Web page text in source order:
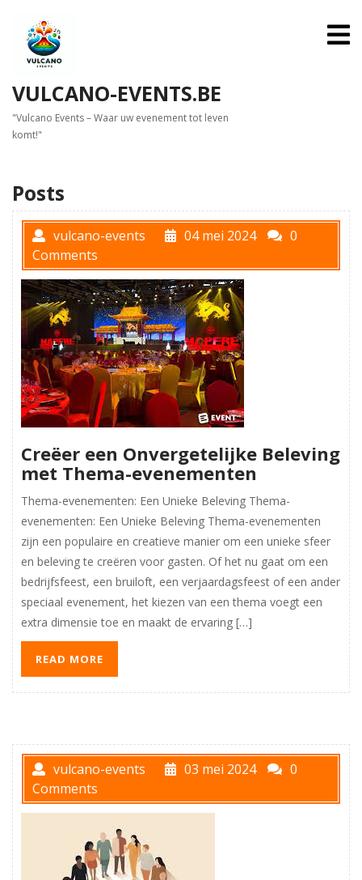
content
VULCANO-EVENTS.BE
"Vulcano Events – Waar uw evenement tot leven
komt!"
Posts
vulcano-events 04 mei 2024
0
Comments
Creëer een Onvergetelijke Beleving
met Thema-evenementen
Thema-evenementen: Een Unieke Beleving Thema-
evenementen: Een Unieke Beleving Thema-evenementen
zijn een populaire en creatieve manier om een unieke sfeer
en beleving te creëren voor gasten. Of het nu gaat om een
bedrijfsfeest, een bruiloft, een verjaardagsfeest of een ander
speciaal evenement, het kiezen van een thema voegt een
extra dimensie toe en maakt de ervaring […]
READ MORE
vulcano-events 03 mei 2024
0
Comments